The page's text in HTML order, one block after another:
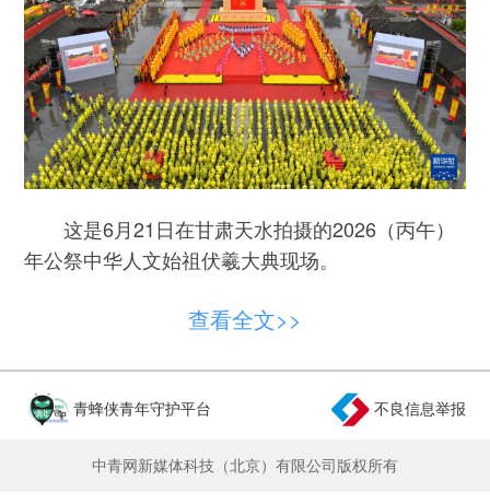
这是6月21日在甘肃天水拍摄的2026（丙午）
年公祭中华人文始祖伏羲大典现场。
新华社发（周文涛摄）
查看全文>>
青蜂侠青年守护平台 不良信息举报
中青网新媒体科技（北京）有限公司版权所有